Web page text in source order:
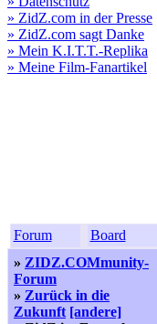
» ZidZ.com in der Presse
» ZidZ.com sagt Danke
» Mein K.I.T.T.-Replika
» Meine Film-Fanartikel
Forum Board
» ZIDZ.COMmunity-
Forum
» Zurück in die
Zukunft [andere]